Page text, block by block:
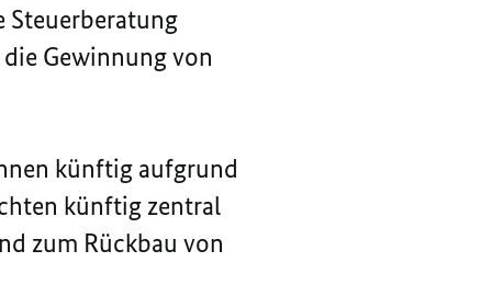
Gewinnung von
künftig aufgrund
künftig zentral
zum Rückbau von